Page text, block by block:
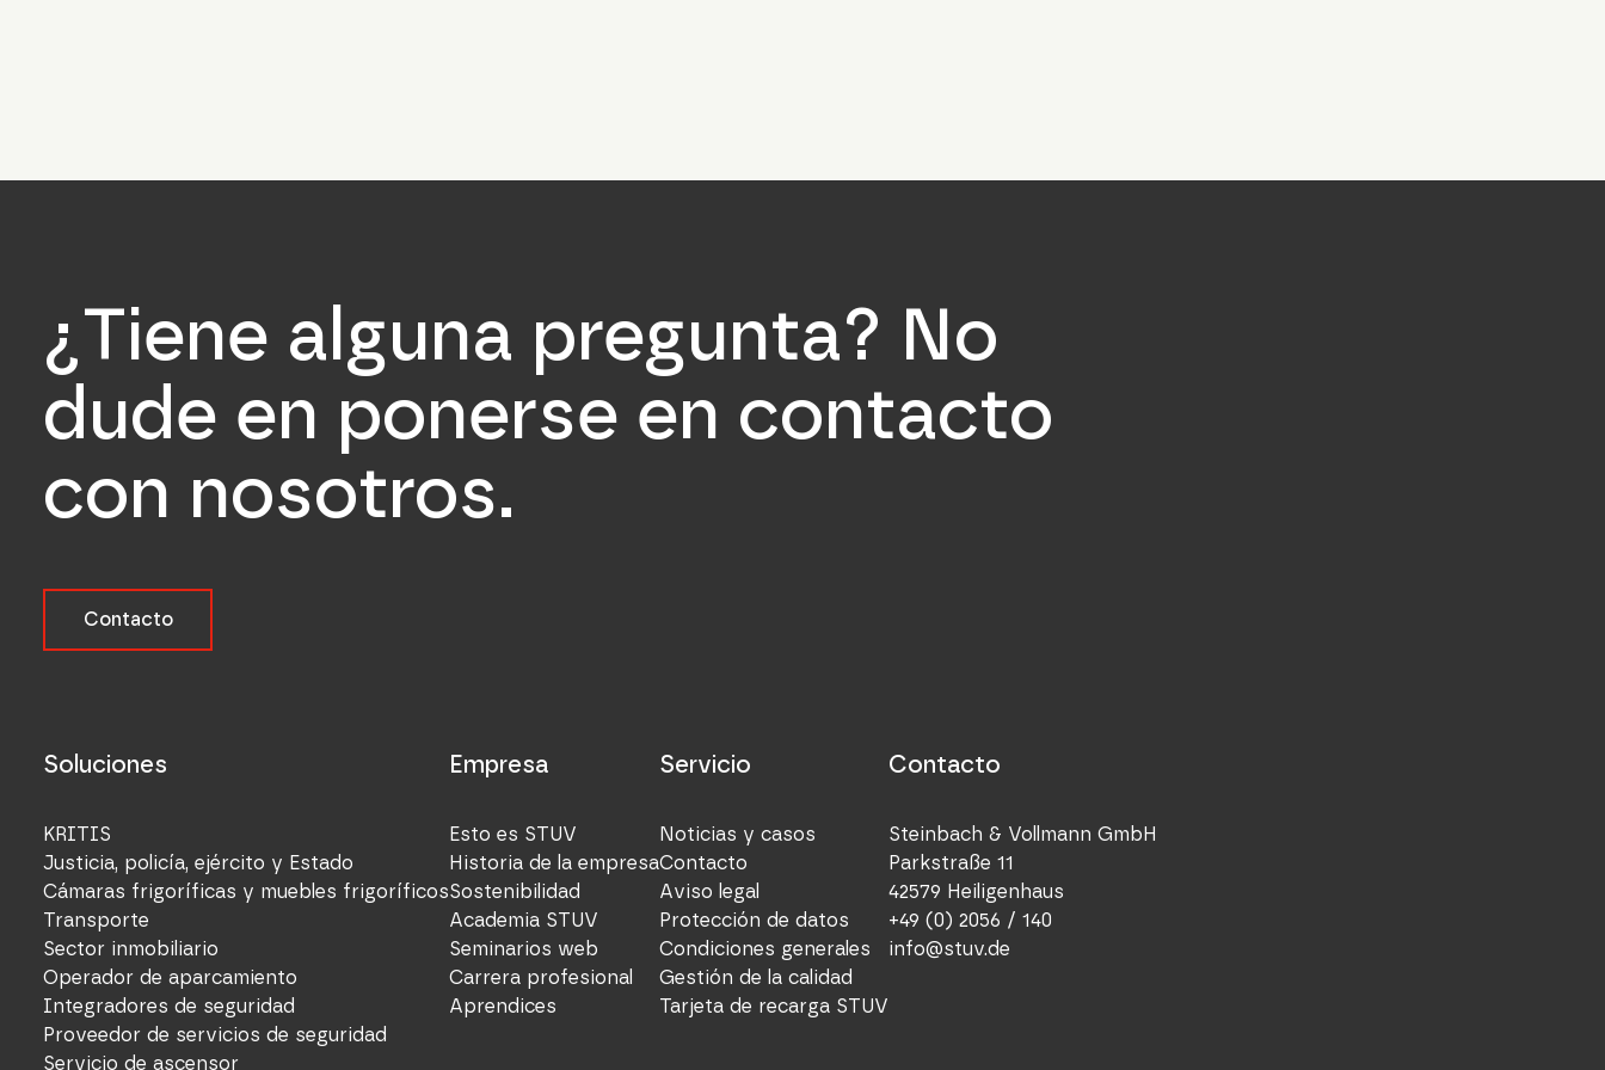
¿Tiene alguna pregunta? No
dude en ponerse en contacto
con nosotros.
Contacto
Soluciones
KRITIS
Justicia, policía, ejército y Estado
Cámaras frigoríficas y muebles frigoríficos
Transporte
Sector inmobiliario
Operador de aparcamiento
Integradores de seguridad
Proveedor de servicios de seguridad
Servicio de ascensor
Empresa
Esto es STUV
Historia de la empresa
Sostenibilidad
Academia STUV
Seminarios web
Carrera profesional
Aprendices
Servicio
Noticias y casos
Contacto
Aviso legal
Protección de datos
Condiciones generales
Gestión de la calidad
Tarjeta de recarga STUV
Contacto
Steinbach & Vollmann GmbH
Parkstraße 11
42579 Heiligenhaus
+49 (0) 2056 / 140
info@stuv.de